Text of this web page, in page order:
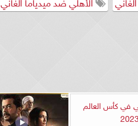
في كأس العالم